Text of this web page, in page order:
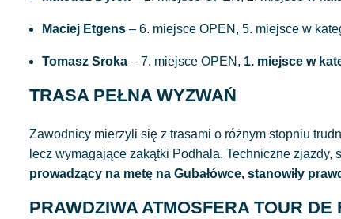
Maciej Etgens – 6. miejsce OPEN, 5. miejsce w
Tomasz Sroka – 7. miejsce OPEN, 1. miejsce w
TRASA PEŁNA WYZWAŃ
Zawodnicy mierzyli się z trasami o różnym stopniu
lecz wymagające zakątki Podhala. Techniczne zjazdy,
prowadzący na metę na Gubałówce, stanowiły
PRAWDZIWA ATMOSFERA TOUR DE